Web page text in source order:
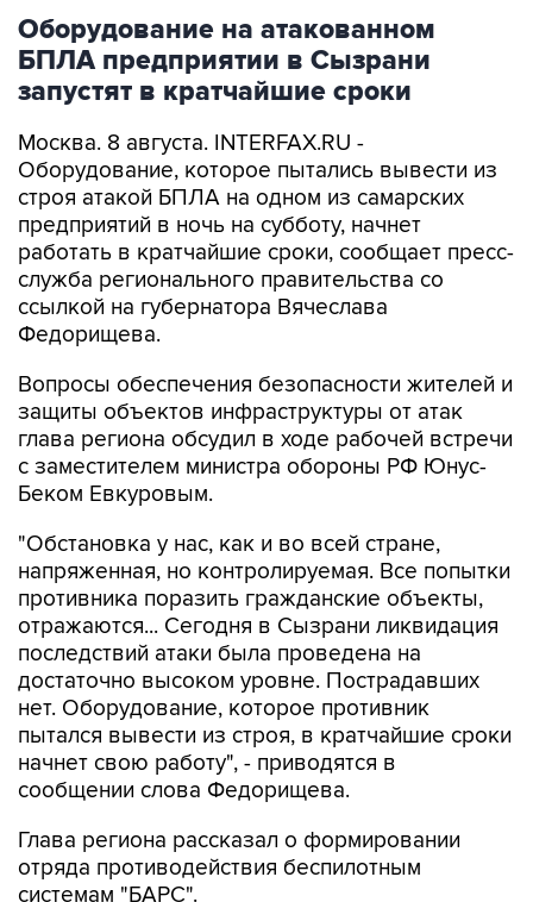
Оборудование на атакованном
БПЛА предприятии в Сызрани
запустят в кратчайшие сроки
Москва. 8 августа. INTERFAX.RU -
Оборудование, которое пытались вывести из
строя атакой БПЛА на одном из самарских
предприятий в ночь на субботу, начнет
работать в кратчайшие сроки, сообщает пресс-
служба регионального правительства со
ссылкой на губернатора Вячеслава
Федорищева.
Вопросы обеспечения безопасности жителей и
защиты объектов инфраструктуры от атак
глава региона обсудил в ходе рабочей встречи
с заместителем министра обороны РФ Юнус-
Беком Евкуровым.
"Обстановка у нас, как и во всей стране,
напряженная, но контролируемая. Все попытки
противника поразить гражданские объекты,
отражаются... Сегодня в Сызрани ликвидация
последствий атаки была проведена на
достаточно высоком уровне. Пострадавших
нет. Оборудование, которое противник
пытался вывести из строя, в кратчайшие сроки
начнет свою работу", - приводятся в
сообщении слова Федорищева.
Глава региона рассказал о формировании
отряда противодействия беспилотным
системам "БАРС".